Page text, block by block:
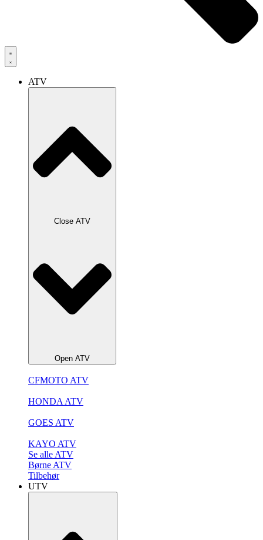
ATV
Close ATV
Open ATV
CFMOTO ATV
HONDA ATV
GOES ATV
KAYO ATV
Se alle ATV
Børne ATV
Tilbehør
UTV